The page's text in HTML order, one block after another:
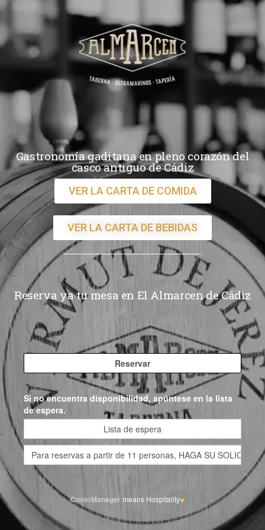
Gastronomía gaditana en pleno corazón del
casco antiguo de Cádiz
VER LA CARTA DE COMIDA
VER LA CARTA DE BEBIDAS
Reserva ya tu mesa en El Almarcen de Cádiz